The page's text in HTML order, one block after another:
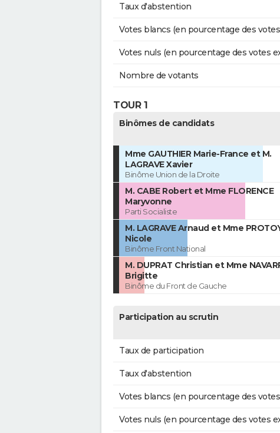
Taux d'abstention
Votes blancs (en pourcentage des
Votes nuls (en pourcentage des votes
Nombre de votants
TOUR 1
Binômes de candidats
Mme GAUTHIER Marie-France et M.
LAGRAVE Xavier
Binôme Union de la Droite
M. CABE Robert et Mme FLORENCE
Maryvonne
Parti Socialiste
M. LAGRAVE Arnaud et Mme
Nicole
Binôme Front National
M. DUPRAT Christian et Mme
Brigitte
Binôme du Front de Gauche
Participation au scrutin
Taux de participation
Taux d'abstention
Votes blancs (en pourcentage des
Votes nuls (en pourcentage des votes